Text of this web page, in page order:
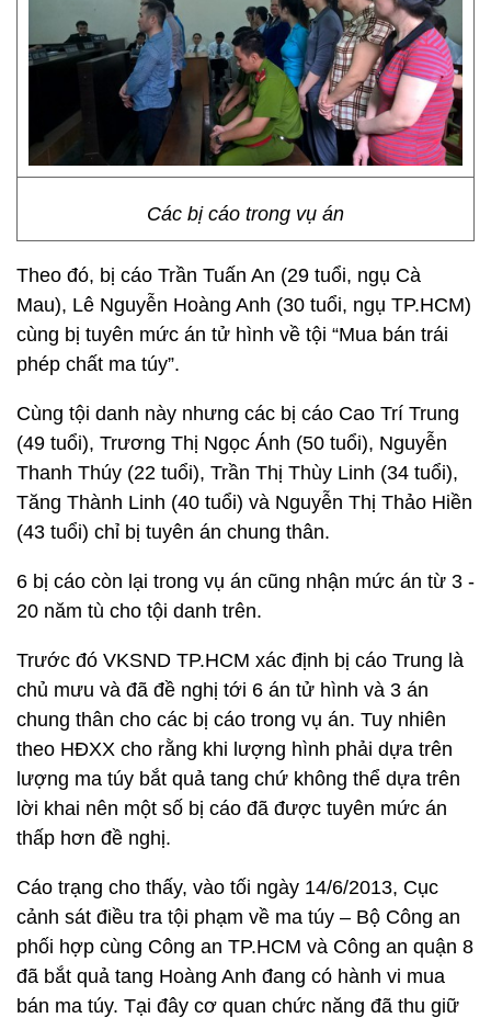
Các bị cáo trong vụ án
Theo đó, bị cáo Trần Tuấn An (29 tuổi, ngụ Cà
Mau), Lê Nguyễn Hoàng Anh (30 tuổi, ngụ TP.HCM)
cùng bị tuyên mức án tử hình về tội “Mua bán trái
phép chất ma túy”.
Cùng tội danh này nhưng các bị cáo Cao Trí Trung
(49 tuổi), Trương Thị Ngọc Ánh (50 tuổi), Nguyễn
Thanh Thúy (22 tuổi), Trần Thị Thùy Linh (34 tuổi),
Tăng Thành Linh (40 tuổi) và Nguyễn Thị Thảo Hiền
(43 tuổi) chỉ bị tuyên án chung thân.
6 bị cáo còn lại trong vụ án cũng nhận mức án từ 3 -
20 năm tù cho tội danh trên.
Trước đó VKSND TP.HCM xác định bị cáo Trung là
chủ mưu và đã đề nghị tới 6 án tử hình và 3 án
chung thân cho các bị cáo trong vụ án. Tuy nhiên
theo HĐXX cho rằng khi lượng hình phải dựa trên
lượng ma túy bắt quả tang chứ không thể dựa trên
lời khai nên một số bị cáo đã được tuyên mức án
thấp hơn đề nghị.
Cáo trạng cho thấy, vào tối ngày 14/6/2013, Cục
cảnh sát điều tra tội phạm về ma túy – Bộ Công an
phối hợp cùng Công an TP.HCM và Công an quận 8
đã bắt quả tang Hoàng Anh đang có hành vi mua
bán ma túy. Tại đây cơ quan chức năng đã thu giữ